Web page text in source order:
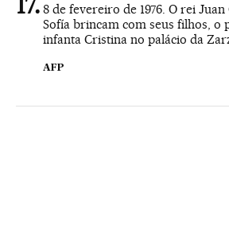
8 de fevereiro de 1976. O rei
Sofía brincam com seus filhos, o
infanta Cristina no palácio da
AFP